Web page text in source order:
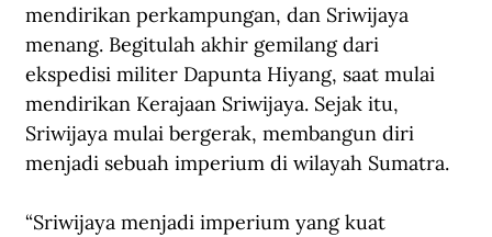
mendirikan perkampungan, dan Sriwijaya
menang. Begitulah akhir gemilang dari
ekspedisi militer Dapunta Hiyang, saat mulai
mendirikan Kerajaan Sriwijaya. Sejak itu,
Sriwijaya mulai bergerak, membangun diri
menjadi sebuah imperium di wilayah Sumatra.
“Sriwijaya menjadi imperium yang kuat